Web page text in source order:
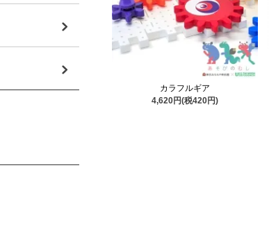
カラフルギア
4,620円(税420円)